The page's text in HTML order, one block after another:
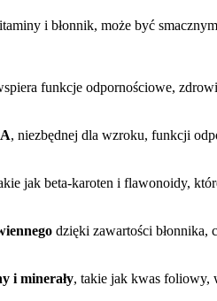
i błonnik, może być
funkcje odpornościowe,
, niezbędnej dla wzroku, funkcji
jak beta-karoten i flawonoidy,
dzięki zawartości
i minerały, takie jak kwas foliowy,